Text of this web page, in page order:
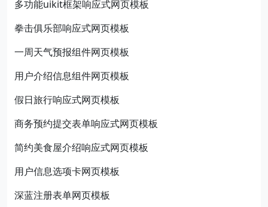
多功能uikit框架响应式网页模板
拳击俱乐部响应式网页模板
一周天气预报组件网页模板
用户介绍信息组件网页模板
假日旅行响应式网页模板
商务预约提交表单响应式网页模板
简约美食屋介绍响应式网页模板
用户信息选项卡网页模板
深蓝注册表单网页模板